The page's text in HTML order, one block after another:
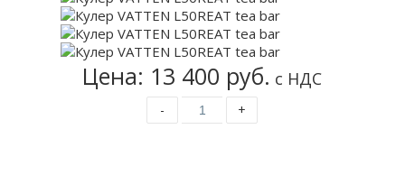
Цена: 13 400 руб. с НДС
- +